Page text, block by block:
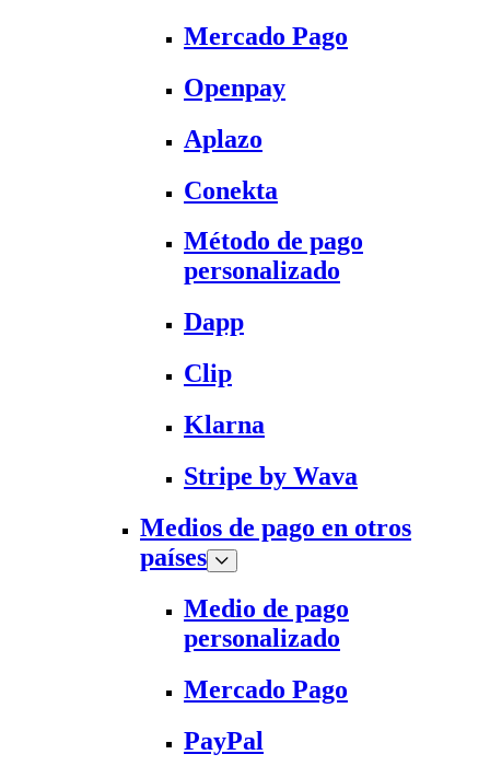
Mercado Pago
Openpay
Aplazo
Conekta
Método de pago
personalizado
Dapp
Clip
Klarna
Stripe by Wava
Medios de pago en otros
países
Medio de pago
personalizado
Mercado Pago
PayPal